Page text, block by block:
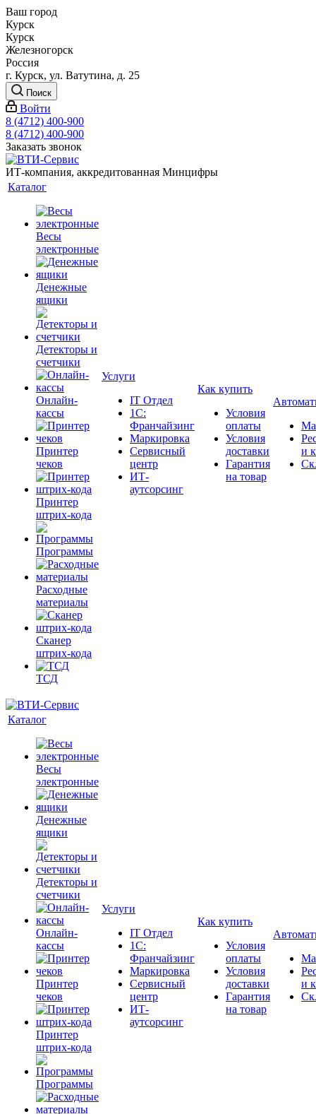
Ваш город
Курск
Курск
Железногорск
Россия
г. Курск, ул. Ватутина, д. 25
Поиск
Войти
8 (4712) 400-900
8 (4712) 400-900
Заказать звонок
ИТ-компания, аккредитованная Минцифры
Каталог
Весы
электронные
Денежные
ящики
Детекторы и
счетчики
Онлайн-
кассы
Принтер
чеков
Принтер
штрих-кода
Программы
Расходные
материалы
Сканер
штрих-кода
ТСД
Услуги
IT Отдел
1С:
Франчайзинг
Маркировка
Сервисный
центр
ИТ-
аутсорсинг
Как купить
Условия
оплаты
Условия
доставки
Гарантия
на товар
и
Каталог
Весы
электронные
Денежные
ящики
Детекторы и
счетчики
Онлайн-
кассы
Принтер
чеков
Принтер
штрих-кода
Программы
Услуги
IT Отдел
1С:
Франчайзинг
Маркировка
Сервисный
центр
ИТ-
аутсорсинг
Как купить
Условия
оплаты
Условия
доставки
Гарантия
на товар
и